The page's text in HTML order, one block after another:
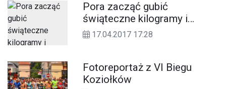
Pora zacząć gubić
świąteczne kilogramy i
ruszyć z treningami przed
17.04.2017 17:28
Fotoreportaż z VI Biegu
Koziołków